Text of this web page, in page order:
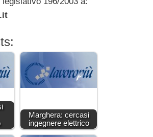
Marghera: cercasi
ingegnere elettrico